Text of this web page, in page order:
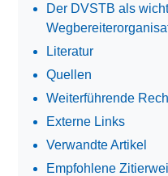
Der DVSTB als
Literatur
Quellen
Weiterführende
Externe Links
Verwandte Artikel
Empfohlene